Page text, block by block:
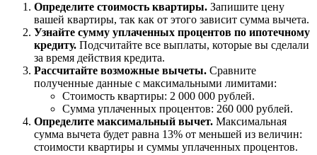
Определите стоимость квартиры. Запишите цену
вашей квартиры, так как от этого зависит сумма вычета.
Узнайте сумму уплаченных процентов по ипотечному
кредиту. Подсчитайте все выплаты, которые вы сделали
за время действия кредита.
Рассчитайте возможные вычеты. Сравните
полученные данные с максимальными лимитами:
Стоимость квартиры: 2 000 000 рублей.
Сумма уплаченных процентов: 260 000 рублей.
Определите максимальный вычет. Максимальная
сумма вычета будет равна 13% от меньшей из величин:
стоимости квартиры и суммы уплаченных процентов.